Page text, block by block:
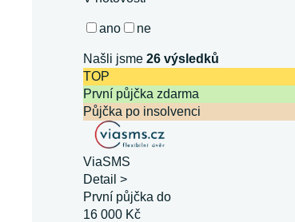
ano ne
Našli jsme 26 výsledků
TOP
První půjčka zdarma
Půjčka po insolvenci
ViaSMS
Detail >
První půjčka do
16 000 Kč